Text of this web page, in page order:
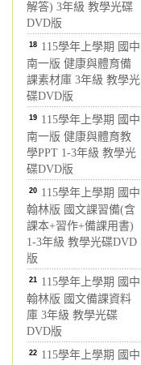
解答) 3年級 教學光碟
DVD版
18 115學年上學期 國中
南一版 健康與體育備
課素材庫 3年級 教學光
碟DVD版
19 115學年上學期 國中
南一版 健康與體育教
學PPT 1-3年級 教學光
碟DVD版
20 115學年上學期 國中
翰林版 國文課習備(含
課本+習作+備課用書)
1-3年級 教學光碟DVD
版
21 115學年上學期 國中
翰林版 國文備課資料
庫 3年級 教學光碟
DVD版
22 115學年上學期 國中